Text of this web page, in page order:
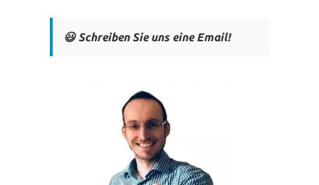
😃 Schreiben Sie uns eine Email!